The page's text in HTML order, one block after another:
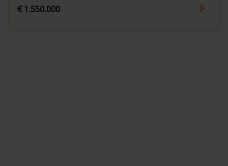
€ 1.550.000